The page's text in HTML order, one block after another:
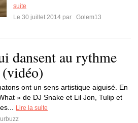
suite
Le 30 juillet 2014 par
Golem13
dansent au rythme
ont un sens artistique aiguisé. En
» de DJ Snake et Lil Jon, Tulip et
Lire la suite